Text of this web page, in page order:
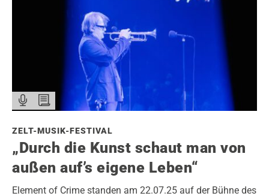
ZELT-MUSIK-FESTIVAL
„Durch die Kunst schaut man von
außen auf’s eigene Leben“
Element of Crime standen am 22.07.25 auf der Bühne des